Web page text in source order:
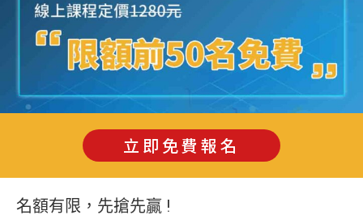
立即免費報名
名額有限，先搶先贏 !